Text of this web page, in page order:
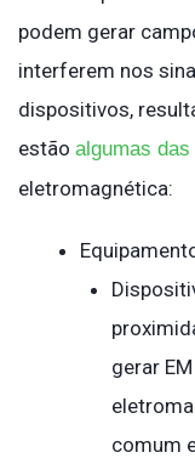
podem gerar
interferem nos
dispositivos,
estão algumas
eletromagnética:
gerar
comum